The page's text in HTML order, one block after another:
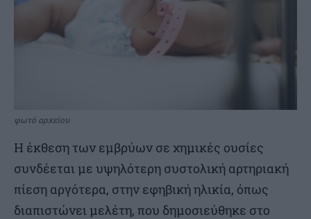
φωτό αρχείου
Η έκθεση των εμβρύων σε χημικές ουσίες
συνδέεται με υψηλότερη συστολική αρτηριακή
πίεση αργότερα, στην εφηβική ηλικία, όπως
διαπιστώνει μελέτη, που δημοσιεύθηκε στο